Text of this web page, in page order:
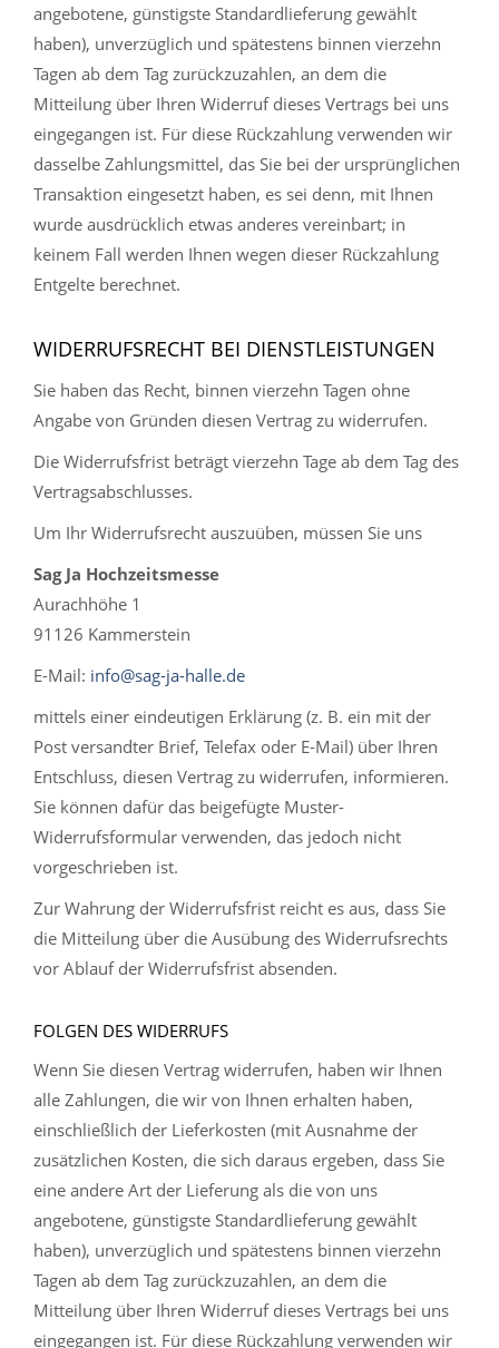
angebotene, günstigste Standardlieferung gewählt
haben), unverzüglich und spätestens binnen vierzehn
Tagen ab dem Tag zurückzuzahlen, an dem die
Mitteilung über Ihren Widerruf dieses Vertrags bei uns
eingegangen ist. Für diese Rückzahlung verwenden wir
dasselbe Zahlungsmittel, das Sie bei der ursprünglichen
Transaktion eingesetzt haben, es sei denn, mit Ihnen
wurde ausdrücklich etwas anderes vereinbart; in
keinem Fall werden Ihnen wegen dieser Rückzahlung
Entgelte berechnet.
WIDERRUFSRECHT BEI DIENSTLEISTUNGEN
Sie haben das Recht, binnen vierzehn Tagen ohne
Angabe von Gründen diesen Vertrag zu widerrufen.
Die Widerrufsfrist beträgt vierzehn Tage ab dem Tag des
Vertragsabschlusses.
Um Ihr Widerrufsrecht auszuüben, müssen Sie uns
Sag Ja Hochzeitsmesse
Aurachhöhe 1
91126 Kammerstein
E-Mail: info@sag-ja-halle.de
mittels einer eindeutigen Erklärung (z. B. ein mit der
Post versandter Brief, Telefax oder E-Mail) über Ihren
Entschluss, diesen Vertrag zu widerrufen, informieren.
Sie können dafür das beigefügte Muster-
Widerrufsformular verwenden, das jedoch nicht
vorgeschrieben ist.
Zur Wahrung der Widerrufsfrist reicht es aus, dass Sie
die Mitteilung über die Ausübung des Widerrufsrechts
vor Ablauf der Widerrufsfrist absenden.
FOLGEN DES WIDERRUFS
Wenn Sie diesen Vertrag widerrufen, haben wir Ihnen
alle Zahlungen, die wir von Ihnen erhalten haben,
einschließlich der Lieferkosten (mit Ausnahme der
zusätzlichen Kosten, die sich daraus ergeben, dass Sie
eine andere Art der Lieferung als die von uns
angebotene, günstigste Standardlieferung gewählt
haben), unverzüglich und spätestens binnen vierzehn
Tagen ab dem Tag zurückzuzahlen, an dem die
Mitteilung über Ihren Widerruf dieses Vertrags bei uns
eingegangen ist. Für diese Rückzahlung verwenden wir